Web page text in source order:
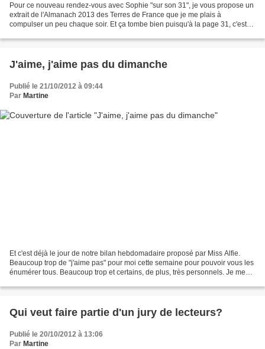
Pour ce nouveau rendez-vous avec Sophie "sur son 31", je vous propose un
extrait de l'Almanach 2013 des Terres de France que je me plais à
compulser un peu chaque soir. Et ça tombe bien puisqu'à la page 31, c'est
J'aime, j'aime pas du dimanche
Publié le 21/10/2012 à 09:44
Par Martine
Et c'est déjà le jour de notre bilan hebdomadaire proposé par Miss Alfie.
Beaucoup trop de "j'aime pas" pour moi cette semaine pour pouvoir vous les
énumérer tous. Beaucoup trop et certains, de plus, très personnels. Je me
Qui veut faire partie d'un jury de lecteurs?
Publié le 20/10/2012 à 13:06
Par Martine